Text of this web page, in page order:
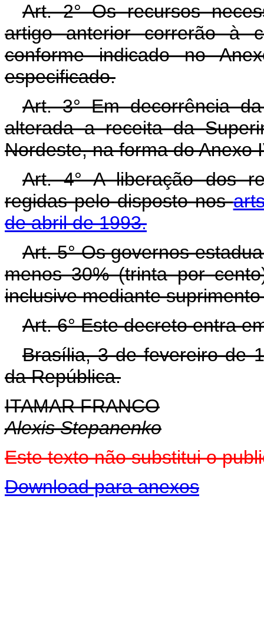
Art. 2° Os recursos
artigo anterior correrão à
conforme indicado no
especificado.
Art. 3° Em decorrência
alterada a receita da
Nordeste, na forma do Anexo
Art. 4° A liberação dos
regidas pelo disposto nos
de abril de 1993.
Art. 5° Os governos
menos 30% (trinta por
inclusive mediante
Art. 6° Este decreto entra
Brasília, 3 de fevereiro de
da República.
ITAMAR FRANCO
Alexis Stepanenko
Este texto não substitui o
Download para anexos